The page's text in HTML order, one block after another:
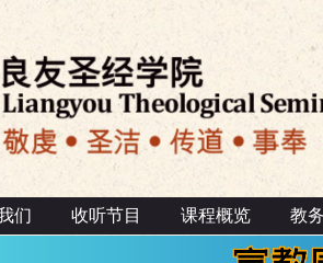
们 收听节目 课程概览 教